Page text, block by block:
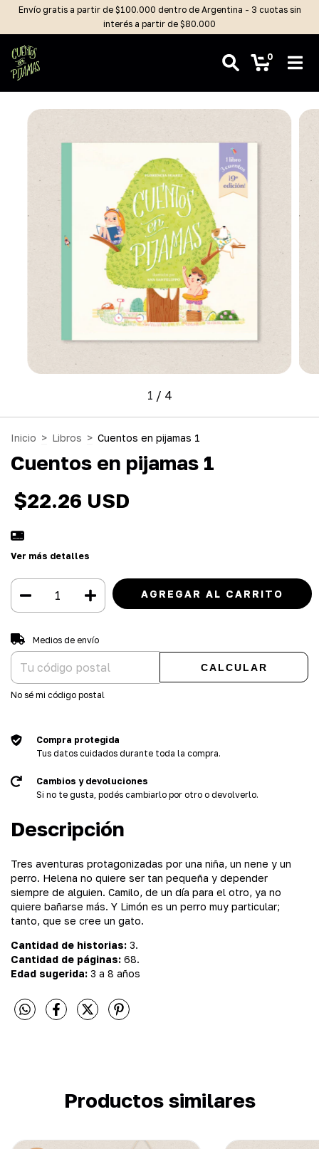
Envío gratis a partir de $100.000 dentro de Argentina - 3 cuotas sin
interés a partir de $80.000
0
1 / 4
Inicio > Libros > Cuentos en pijamas 1
Cuentos en pijamas 1
$22.26 USD
Ver más detalles
Entregas para el CP:
Medios de envío
CALCULAR
No sé mi código postal
Compra protegida
Tus datos cuidados durante toda la compra.
Cambios y devoluciones
Si no te gusta, podés cambiarlo por otro o devolverlo.
Descripción
Tres aventuras protagonizadas por una niña, un nene y un
perro. Helena no quiere ser tan pequeña y depender
siempre de alguien. Camilo, de un día para el otro, ya no
quiere bañarse más. Y Limón es un perro muy particular;
tanto, que se cree un gato.
Cantidad de historias: 3.
Cantidad de páginas: 68.
Edad sugerida: 3 a 8 años
Productos similares